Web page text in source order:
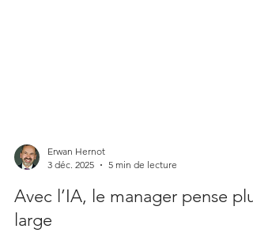
3 déc. 2025
5 min de lecture
Avec l’IA, le manager pense plus